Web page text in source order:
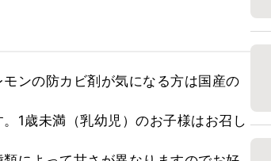
ンの防カビ剤が気になる方は国産の
1歳未満（乳幼児）のお子様はお召し